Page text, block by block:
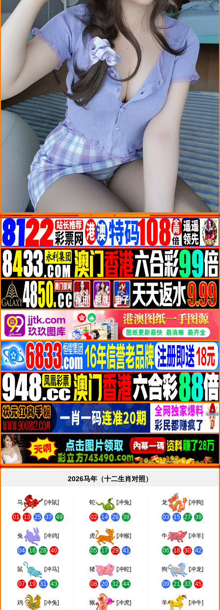
2026马年（十二生肖对照）
马 [冲鼠]
01 13 25 37 49
蛇 [冲兔]
02 14 26 38
龙 [冲狗]
03 15 27 39
兔 [冲鸡]
04 16 28 40
虎 [冲猴]
05 17 29 41
牛 [冲羊]
06 18 30 42
鼠 [冲马]
07 19 31 43
猪 [冲蛇]
08 20 32 44
狗 [冲龙]
09 21 33 45
鸡 [冲兔] 猴 [冲虎] 羊 [冲牛]